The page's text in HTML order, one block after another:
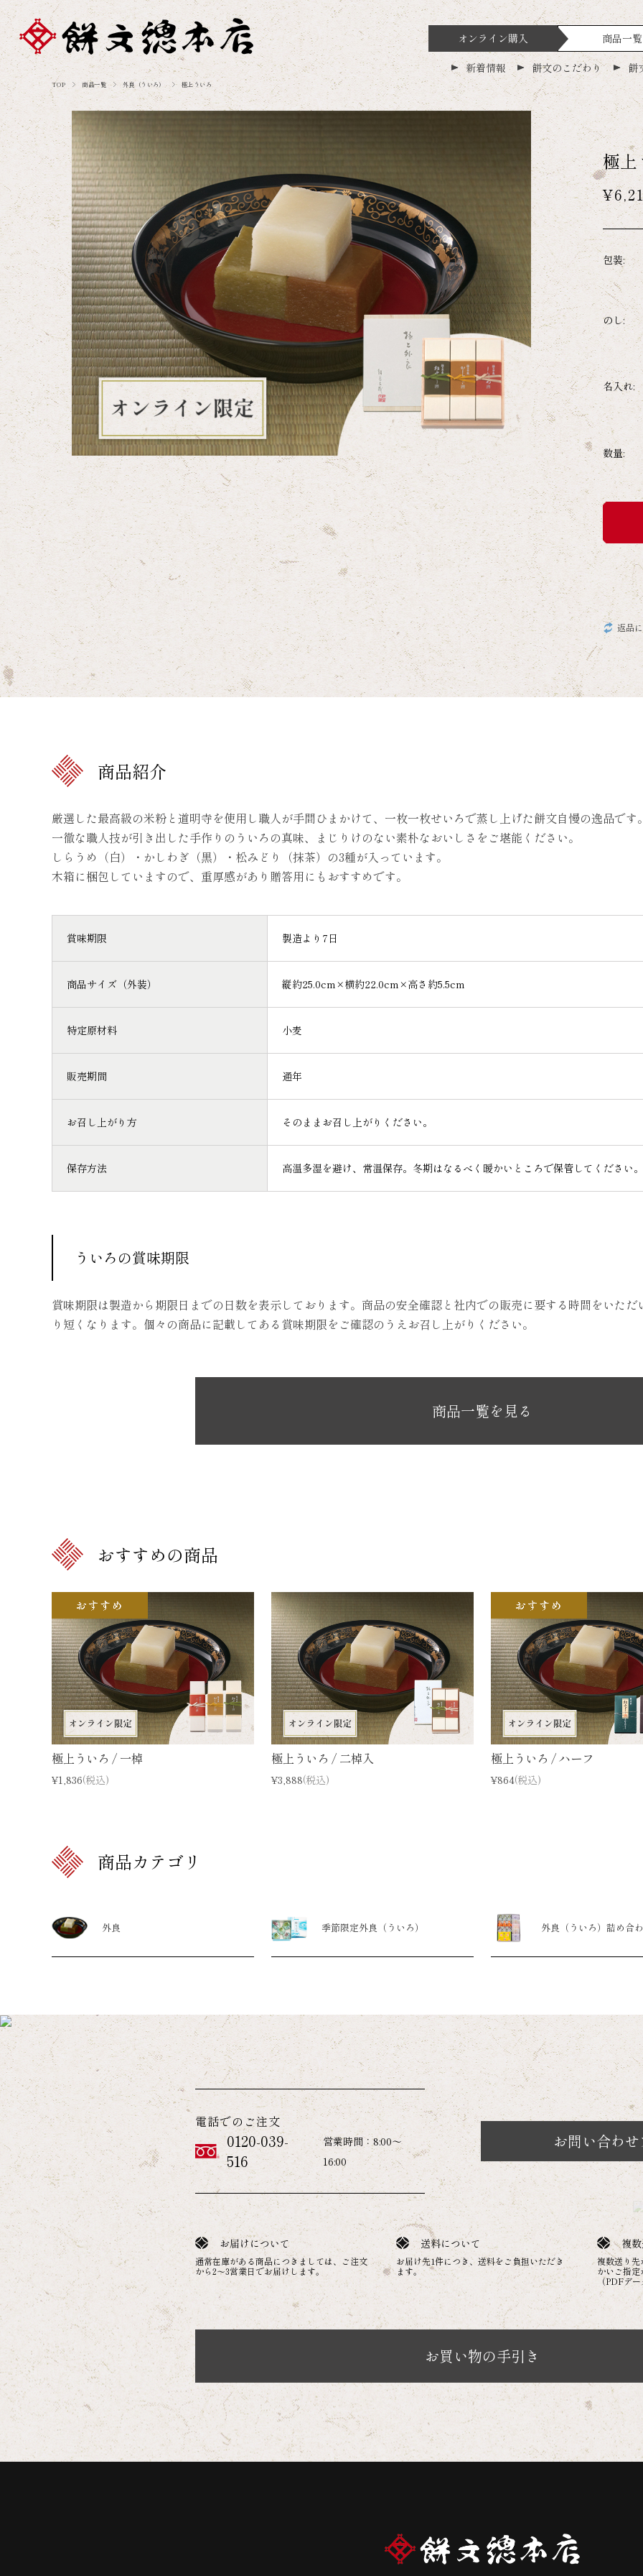
新着情報 餅文のこだわり 餅
オンライン購入 商品一覧
TOP 商品一覧 外良（ういろ） 極上ういろ
極
包装:
のし:
名入れ:
数量:
返品
商品紹介
厳選した最高級の米粉と道明寺を使用し職人が手間ひまかけて、一枚一枚せいろで蒸し上げた餅文自慢の逸品です
一徹な職人技が引き出した手作りのういろの真味、まじりけのない素朴なおいしさをご堪能ください。
しらうめ（白）・かしわぎ（黒）・松みどり（抹茶）の3種が入っています。
木箱に梱包していますので、重厚感があり贈答用にもおすすめです。
賞味期限 製造より7日
商品サイズ（外装） 縦約25.0cm×横約22.0cm×高さ約5.5cm
特定原材料 小麦
販売期間 通年
お召し上がり方 そのままお召し上がりください。
保存方法 高温多湿を避け、常温保存。冬期はなるべく暖かいところで保管してください。
ういろの賞味期限
賞味期限は製造から期限日までの日数を表示しております。商品の安全確認と社内での販売に要する時間をいた
り短くなります。個々の商品に記載してある賞味期限をご確認のうえお召し上がりください。
商品一覧を見る
おすすめの商品
極上ういろ / 一棹
¥1,836(税込)
極上ういろ / 二棹入
¥3,888(税込)
極上ういろ / ハーフ
¥864(税込)
商品カテゴリ
外良 季節限定外良（ういろ） 外良（ういろ）詰め合
電話でのご注文
0120-039-
516
営業時間：8:00～
16:00
お問い合わ
お届けについて
通常在庫がある商品につきましては、ご注文
から2～3営業日でお届けします。
送料について
お届け先1件につき、送料をご負担いただき
ます。
複
複数送り先
かいご指
（PDFデ
お買い物の手引き